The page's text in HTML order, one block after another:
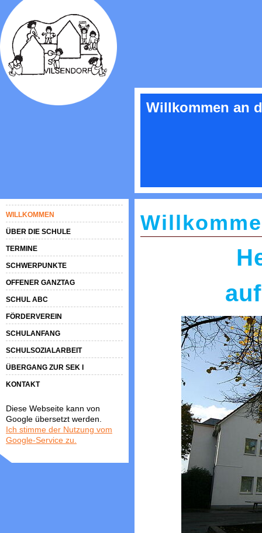
Willkommen an
WILLKOMMEN
ÜBER DIE SCHULE
TERMINE
SCHWERPUNKTE
OFFENER GANZTAG
SCHUL ABC
FÖRDERVEREIN
SCHULANFANG
SCHULSOZIALARBEIT
ÜBERGANG ZUR SEK I
KONTAKT
Diese Webseite kann von
Google übersetzt werden.
Ich stimme der Nutzung vom
Google-Service zu.